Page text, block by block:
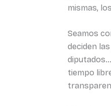
mismas,
Seamos
deciden
tiempo